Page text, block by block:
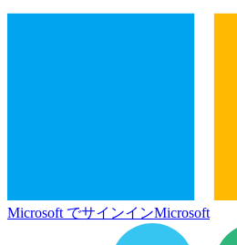
Microsoft でサインインMicrosoft